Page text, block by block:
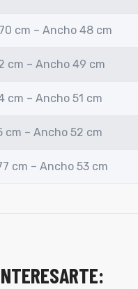
cm – Ancho 48 cm
cm – Ancho 49 cm
cm – Ancho 51 cm
cm – Ancho 52 cm
cm – Ancho 53 cm